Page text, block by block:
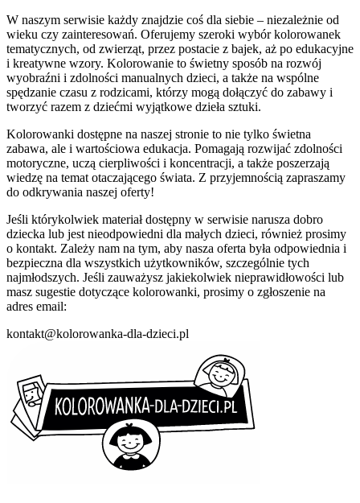
W naszym serwisie każdy znajdzie coś dla siebie – niezależnie od
wieku czy zainteresowań. Oferujemy szeroki wybór kolorowanek
tematycznych, od zwierząt, przez postacie z bajek, aż po edukacyjne
i kreatywne wzory. Kolorowanie to świetny sposób na rozwój
wyobraźni i zdolności manualnych dzieci, a także na wspólne
spędzanie czasu z rodzicami, którzy mogą dołączyć do zabawy i
tworzyć razem z dziećmi wyjątkowe dzieła sztuki.
Kolorowanki dostępne na naszej stronie to nie tylko świetna
zabawa, ale i wartościowa edukacja. Pomagają rozwijać zdolności
motoryczne, uczą cierpliwości i koncentracji, a także poszerzają
wiedzę na temat otaczającego świata. Z przyjemnością zapraszamy
do odkrywania naszej oferty!
Jeśli którykolwiek materiał dostępny w serwisie narusza dobro
dziecka lub jest nieodpowiedni dla małych dzieci, również prosimy
o kontakt. Zależy nam na tym, aby nasza oferta była odpowiednia i
bezpieczna dla wszystkich użytkowników, szczególnie tych
najmłodszych. Jeśli zauważysz jakiekolwiek nieprawidłowości lub
masz sugestie dotyczące kolorowanki, prosimy o zgłoszenie na
adres email:
kontakt@kolorowanka-dla-dzieci.pl